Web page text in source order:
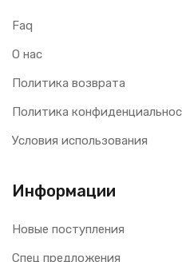
Faq
О нас
Политика возврата
Политика
Условия использования
Информации
Новые поступления
Спец предложения